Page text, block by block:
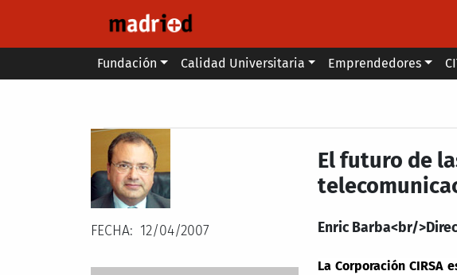
Main menu
Fundación Calidad Universitaria Emprendedores
FECHA 12/04/2007
El futuro de
Enric Barba<br/
La Corporación